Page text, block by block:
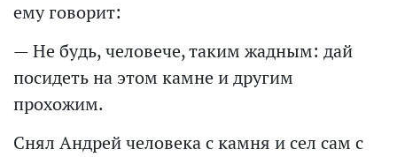
ему говорит:
— Не будь, человече, таким жадным: дай
посидеть на этом камне и другим
прохожим.
Снял Андрей человека с камня и сел сам с